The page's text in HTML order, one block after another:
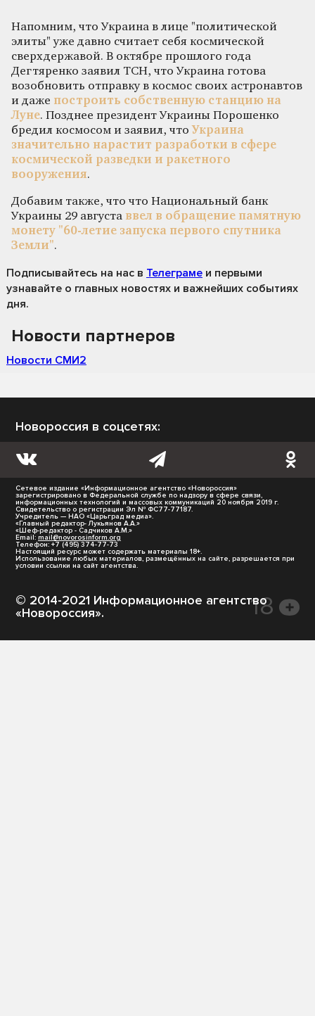
Напомним, что Украина в лице "политической
элиты" уже давно считает себя космической
сверхдержавой. В октябре прошлого года
Дегтяренко заявил ТСН, что Украина готова
возобновить отправку в космос своих астронавтов
и даже построить собственную станцию на
Луне. Позднее президент Украины Порошенко
бредил космосом и заявил, что Украина
значительно нарастит разработки в сфере
космической разведки и ракетного
вооружения.
Добавим также, что что Национальный банк
Украины 29 августа ввел в обращение памятную
монету "60-летие запуска первого спутника
Земли".
Подписывайтесь на нас в Телеграме и первыми
узнавайте о главных новостях и важнейших событиях
дня.
Новости партнеров
Новости СМИ2
Новороссия в соцсетях:
Сетевое издание «Информационное агентство «Новороссия»
зарегистрировано в Федеральной службе по надзору в сфере связи,
информационных технологий и массовых коммуникаций 20 ноября 2019 г.
Свидетельство о регистрации Эл № ФС77-77187.
Учредитель — НАО «Царьград медиа».
«Главный редактор- Лукьянов А.А.»
«Шеф-редактор - Садчиков А.М.»
Email: mail@novorosinform.org
Телефон: +7 (495) 374-77-73
Настоящий ресурс может содержать материалы 18+.
Использование любых материалов, размещённых на сайте, разрешается при
условии ссылки на сайт агентства.
© 2014-2021 Информационное агентство
«Новороссия».